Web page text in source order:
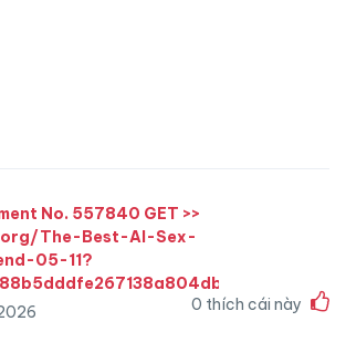
No. 557840 GET >>
The-Best-AI-Sex-
05-11?
0 thích cái này